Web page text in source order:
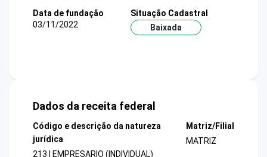
Data de fundação
03/11/2022
Situação Cadastral
Baixada
Dados da receita federal
Código e descrição da natureza
jurídica
213 | EMPRESARIO (INDIVIDUAL)
Matriz/Filial
MATRIZ